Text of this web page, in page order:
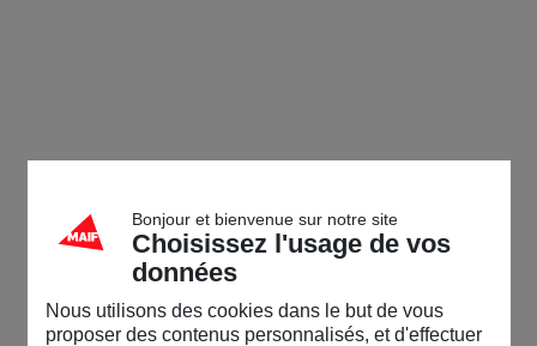
Bonjour et bienvenue sur notre site
Choisissez l'usage de vos
données
Nous utilisons des cookies dans le but de vous
proposer des contenus personnalisés, et d'effectuer